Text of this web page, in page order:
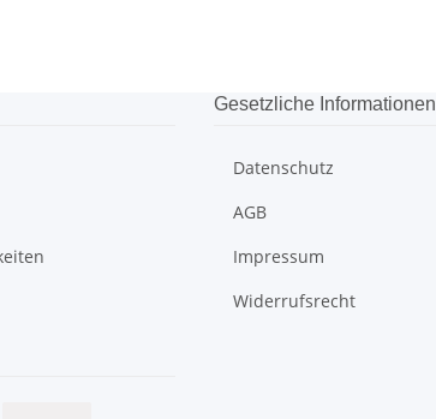
Gesetzliche Informationen
Datenschutz
AGB
Impressum
Widerrufsrecht